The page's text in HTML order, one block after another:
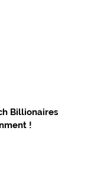
Billionaires
!